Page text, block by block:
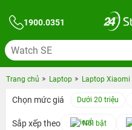
1900.0351
Trang chủ Laptop Laptop Xiaomi
Chọn mức giá Dưới 20 triệu
Sắp xếp theo Nổi bật